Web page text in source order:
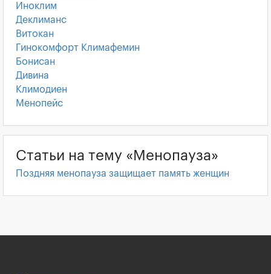
Иноклим
Деклиманс
Витокан
Гинокомфорт Климафемин
Бонисан
Дивина
Климодиен
Менопейс
Статьи на тему «Менопауза»
Поздняя менопауза защищает память женщин